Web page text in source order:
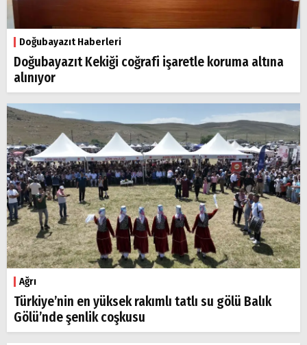
Doğubayazıt Haberleri
Doğubayazıt Kekiği coğrafi işaretle koruma altına
alınıyor
Ağrı
Türkiye’nin en yüksek rakımlı tatlı su gölü Balık
Gölü’nde şenlik coşkusu